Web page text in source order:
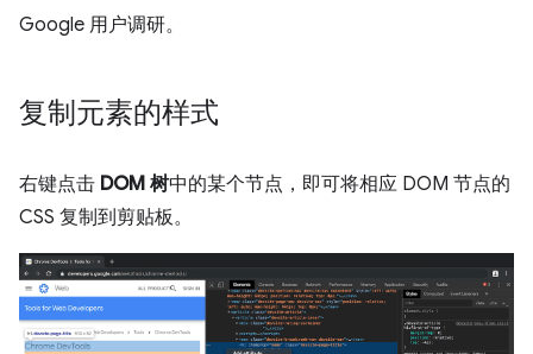
Google 用户调研。
复制元素的样式
右键点击 DOM 树中的某个节点，即可将相应 DOM 节点的
CSS 复制到剪贴板。